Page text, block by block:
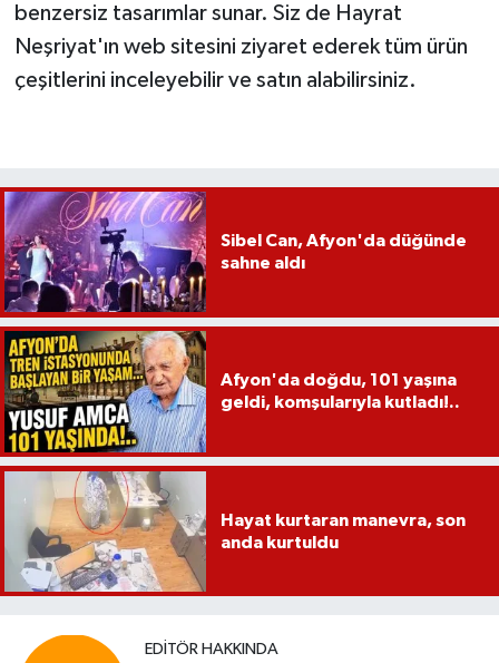
benzersiz tasarımlar sunar. Siz de Hayrat
Neşriyat'ın web sitesini ziyaret ederek tüm ürün
çeşitlerini inceleyebilir ve satın alabilirsiniz.
Sibel Can, Afyon'da düğünde
sahne aldı
Afyon'da doğdu, 101 yaşına
geldi, komşularıyla kutladı!..
Hayat kurtaran manevra, son
anda kurtuldu
EDITÖR HAKKINDA